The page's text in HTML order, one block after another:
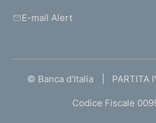
E-mail Alert
© Banca d'Italia PARTITA
Codice Fiscale